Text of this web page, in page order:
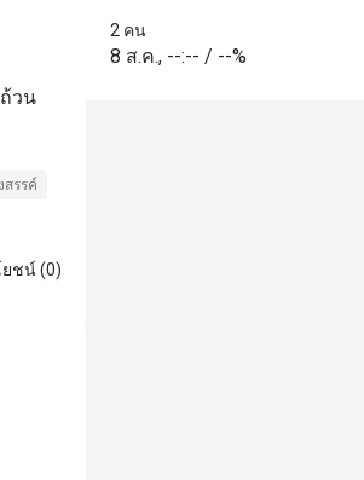
วน
สรรค์
ชน์ (0)
C
c************8
2 คน
8 ส.ค., --:-- / --%